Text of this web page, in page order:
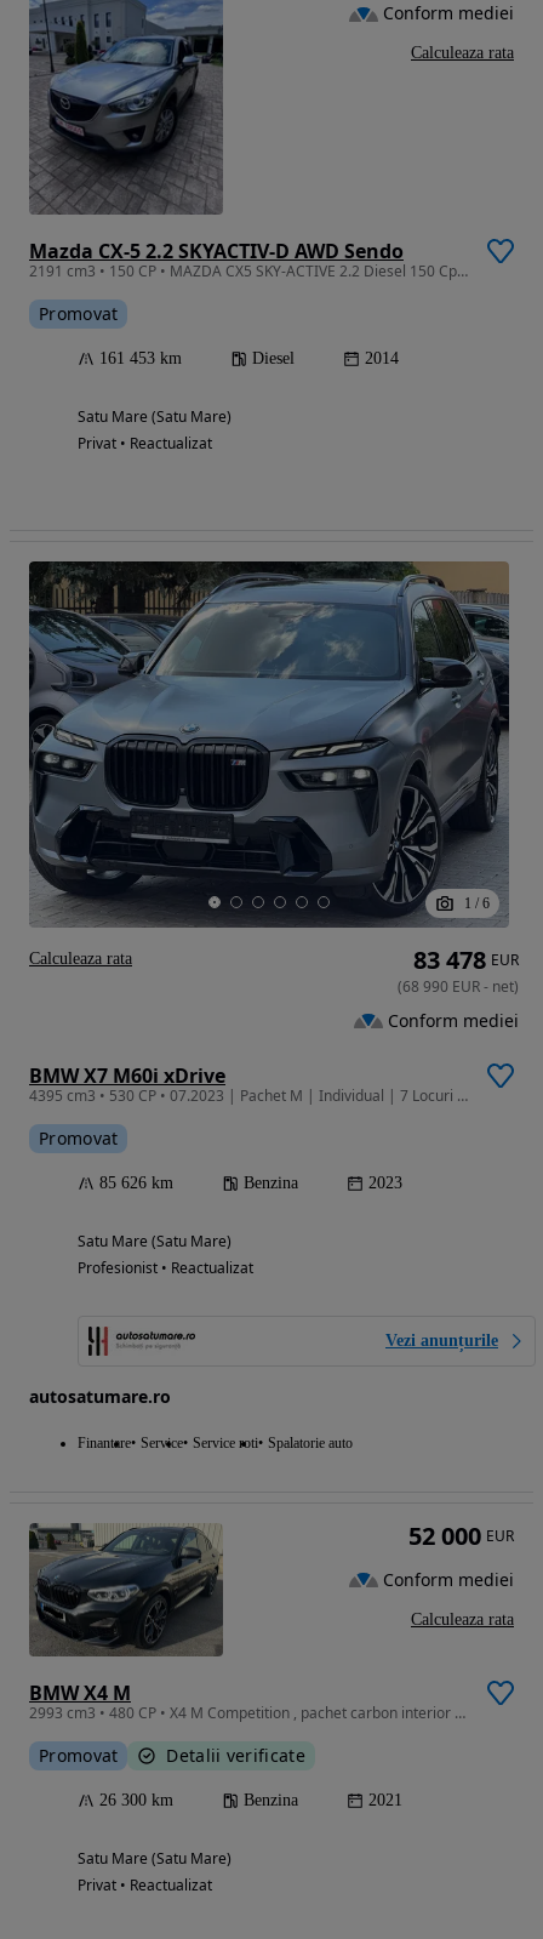
Mazda CX-5 2.2 SKYACTIV-D AWD Sendo
2191 cm3 • 150 CP • MAZDA CX5 SKY-ACTIVE 2.2 Diesel 150 Cp 2014 Euro 6b -An fabricatie 1
Promovat
161 453 km Diesel 2014
Satu Mare (Satu Mare)
Privat • Reactualizat
Conform mediei
Calculeaza rata
1 / 6
BMW X7 M60i xDrive
4395 cm3 • 530 CP • 07.2023 | Pachet M | Individual | 7 Locuri | Istoric BMW | Garantie |
Promovat
85 626 km Benzina 2023
Satu Mare (Satu Mare)
Profesionist • Reactualizat
Vezi anunțurile
autosatumare.ro
Finantare Service Service roti Spalatorie auto
83 478 EUR
(68 990 EUR- net)
Conform mediei
Calculeaza rata
BMW X4 M
2993 cm3 • 480 CP • X4 M Competition , pachet carbon interior exterior,
Promovat Detalii verificate
26 300 km Benzina 2021
Satu Mare (Satu Mare)
Privat • Reactualizat
52 000 EUR
Conform mediei
Calculeaza rata